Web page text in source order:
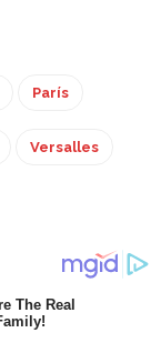
París
Versalles